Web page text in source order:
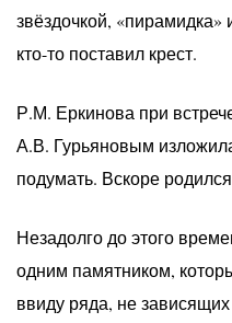
звёздочкой,
кто-то поставил крест.
Р.М. Еркинова при
А.В. Гурьяновым
подумать. Вскоре
Незадолго до этого
одним памятником,
ввиду ряда, не